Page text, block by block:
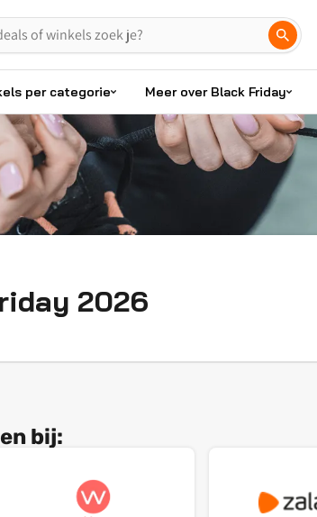
per categorie Meer over Black Friday
2026
bij: